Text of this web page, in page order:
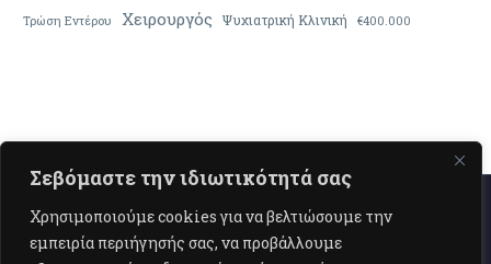
Σεβόμαστε την ιδιωτικότητά σας
Χρησιμοποιούμε cookies για να βελτιώσουμε την
εμπειρία περιήγησής σας, να προβάλλουμε
Τρώση Εντέρου
Χειρουργός Ψυχιατρική Κλινική €400.000